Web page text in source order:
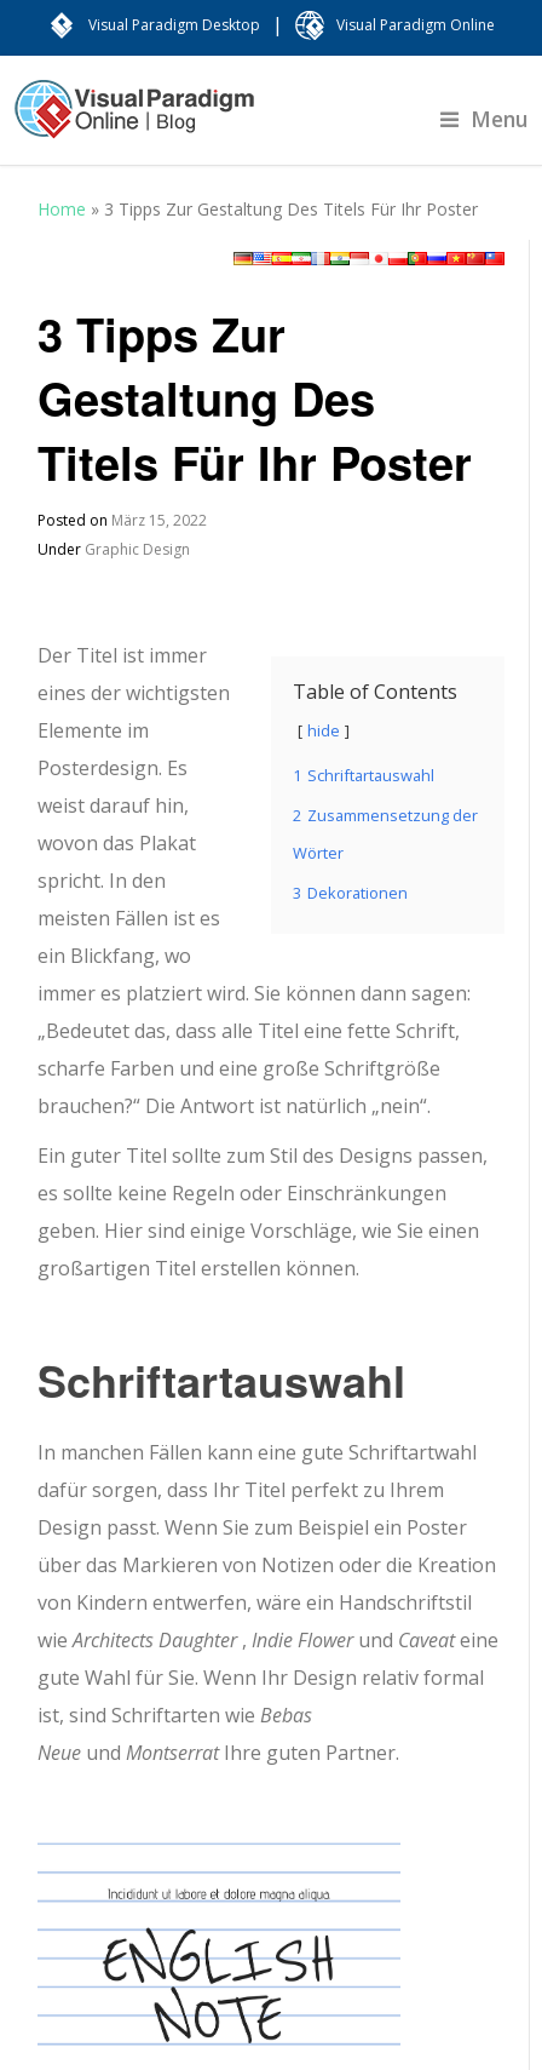
Visual Paradigm Desktop | Visual Paradigm Online
Menu
Home » 3 Tipps Zur Gestaltung Des Titels Für Ihr Poster
3 Tipps Zur
Gestaltung Des
Titels Für Ihr Poster
Posted on März 15, 2022
Under Graphic Design
Table of Contents
hide
1 Schriftartauswahl
2 Zusammensetzung der
Wörter
3 Dekorationen
Der Titel ist immer
eines der wichtigsten
Elemente im
Posterdesign. Es
weist darauf hin,
wovon das Plakat
spricht. In den
meisten Fällen ist es
ein Blickfang, wo
immer es platziert wird. Sie können dann sagen:
„Bedeutet das, dass alle Titel eine fette Schrift,
scharfe Farben und eine große Schriftgröße
brauchen?“ Die Antwort ist natürlich „nein“.
Ein guter Titel sollte zum Stil des Designs passen,
es sollte keine Regeln oder Einschränkungen
geben. Hier sind einige Vorschläge, wie Sie einen
großartigen Titel erstellen können.
Schriftartauswahl
In manchen Fällen kann eine gute Schriftartwahl
dafür sorgen, dass Ihr Titel perfekt zu Ihrem
Design passt. Wenn Sie zum Beispiel ein Poster
über das Markieren von Notizen oder die Kreation
von Kindern entwerfen, wäre ein Handschriftstil
wieArchitects Daughter,Indie Flowerund Caveateine
gute Wahl für Sie. Wenn Ihr Design relativ formal
ist, sind Schriftarten wieBebas
Neue undMontserratIhre guten Partner.